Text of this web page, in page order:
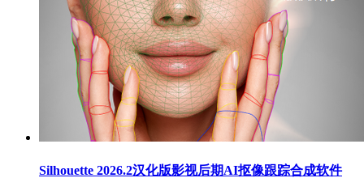
Silhouette 2026.2汉化版影视后期AI抠像跟踪合成软件